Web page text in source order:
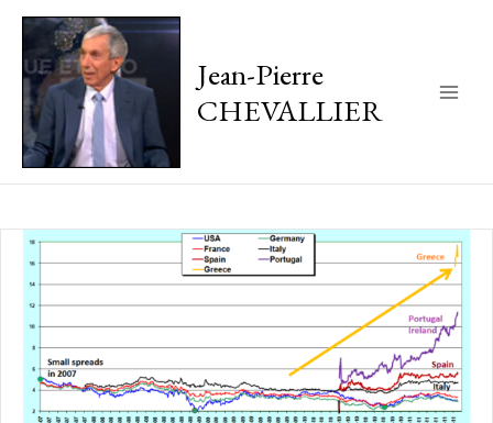
Jean-Pierre
CHEVALLIER